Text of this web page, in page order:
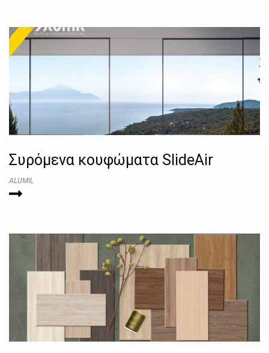
Συρόμενα κουφώματα SlideAir
ALUMIL